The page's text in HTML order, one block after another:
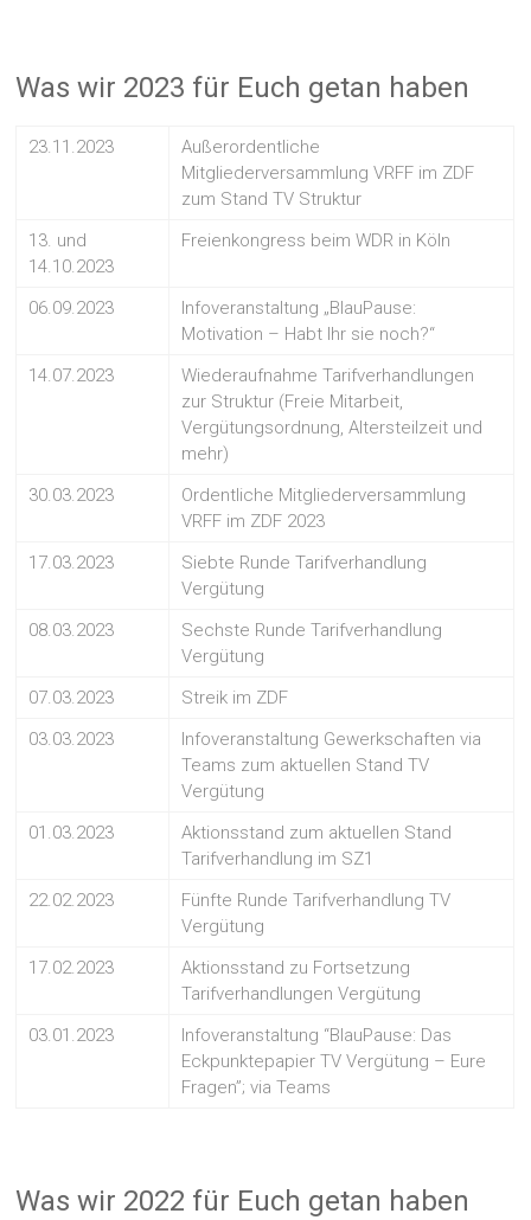
Was wir 2023 für Euch getan haben
23.11.2023
Außerordentliche
Mitgliederversammlung VRFF im ZDF
zum Stand TV Struktur
13. und
14.10.2023
Freienkongress beim WDR in Köln
06.09.2023
Infoveranstaltung „BlauPause:
Motivation – Habt Ihr sie noch?“
14.07.2023
Wiederaufnahme Tarifverhandlungen
zur Struktur (Freie Mitarbeit,
Vergütungsordnung, Altersteilzeit und
mehr)
30.03.2023
Ordentliche Mitgliederversammlung
VRFF im ZDF 2023
17.03.2023
Siebte Runde Tarifverhandlung
Vergütung
08.03.2023
Sechste Runde Tarifverhandlung
Vergütung
07.03.2023
Streik im ZDF
03.03.2023
Infoveranstaltung Gewerkschaften via
Teams zum aktuellen Stand TV
Vergütung
01.03.2023
Aktionsstand zum aktuellen Stand
Tarifverhandlung im SZ1
22.02.2023
Fünfte Runde Tarifverhandlung TV
Vergütung
17.02.2023
Aktionsstand zu Fortsetzung
Tarifverhandlungen Vergütung
03.01.2023
Infoveranstaltung “BlauPause: Das
Eckpunktepapier TV Vergütung – Eure
Fragen”; via Teams
Was wir 2022 für Euch getan haben